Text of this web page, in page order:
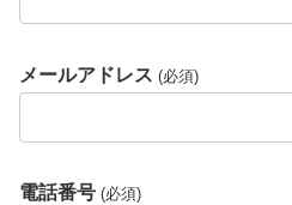
メールアドレス (必須)
電話番号 (必須)